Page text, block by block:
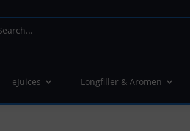
eJuices Longfiller & Aromen